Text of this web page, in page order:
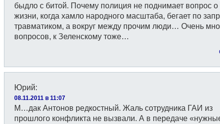
быдло с битой. Почему полиция не поднимает вопрос о
жизни, когда хамло народного масштаба, бегает по
травматиком, а вокруг между прочим люди… Очень
вопросов, к Зеленскому тоже…
Юрий:
08.11.2011 в 11:07
М…дак Антонов редкостный. Жаль сотрудника ГАИ из
прошлого конфликта не вызвали. А в передаче